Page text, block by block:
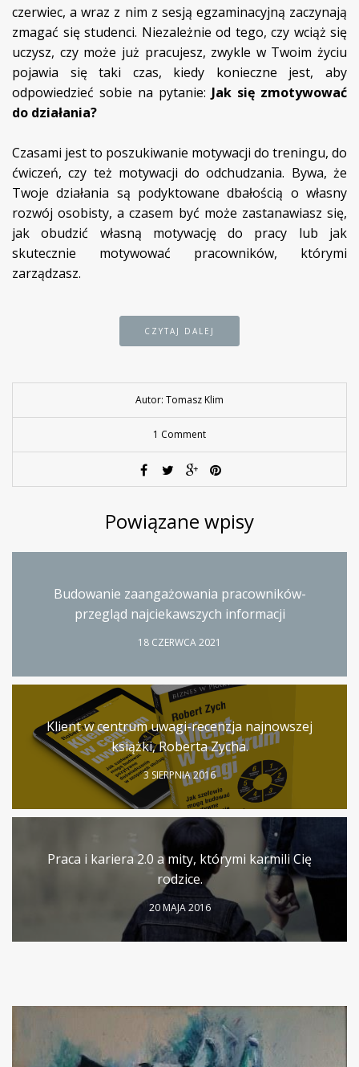
czerwiec, a wraz z nim z sesją egzaminacyjną zaczynają
zmagać się studenci. Niezależnie od tego, czy wciąż się
uczysz, czy może już pracujesz, zwykle w Twoim życiu
pojawia się taki czas, kiedy konieczne jest, aby
odpowiedzieć sobie na pytanie: Jak się zmotywować
do działania?
Czasami jest to poszukiwanie motywacji do treningu, do
ćwiczeń, czy też motywacji do odchudzania. Bywa, że
Twoje działania są podyktowane dbałością o własny
rozwój osobisty, a czasem być może zastanawiasz się,
jak obudzić własną motywację do pracy lub jak
skutecznie motywować pracowników, którymi
zarządzasz.
CZYTAJ DALEJ
Autor: Tomasz Klim
1 Comment
Powiązane wpisy
Budowanie zaangażowania pracowników-
przegląd najciekawszych informacji
18 CZERWCA 2021
Klient w centrum uwagi-recenzja najnowszej
książki, Roberta Zycha.
3 SIERPNIA 2016
Praca i kariera 2.0 a mity, którymi karmili Cię
rodzice.
20 MAJA 2016